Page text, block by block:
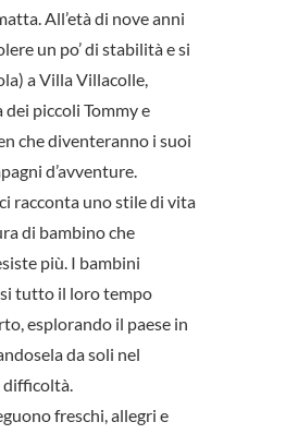
All’età di nove anni
un po’ di stabilità e si
a Villa Villacolle,
dei piccoli Tommy e
che diventeranno i suoi
d’avventure.
racconta uno stile di vita
di bambino che
più. I bambini
tutto il loro tempo
esplorando il paese in
da soli nel
difficoltà.
freschi, allegri e